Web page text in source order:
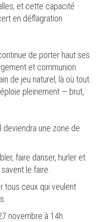
et cette capacité
en déflagration
de porter haut ses
et communion
de jeu naturel, là où tout
pleinement — brut,
deviendra une zone de
faire danser, hurler et
le faire.
tous ceux qui veulent
novembre à 14h